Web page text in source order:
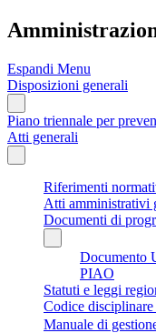
Espandi Menu
Disposizioni generali
Piano triennale per
Atti generali
Riferimenti
Atti amministrativi
Documenti di
Documento
PIAO
Statuti e leggi
Codice
Manuale di